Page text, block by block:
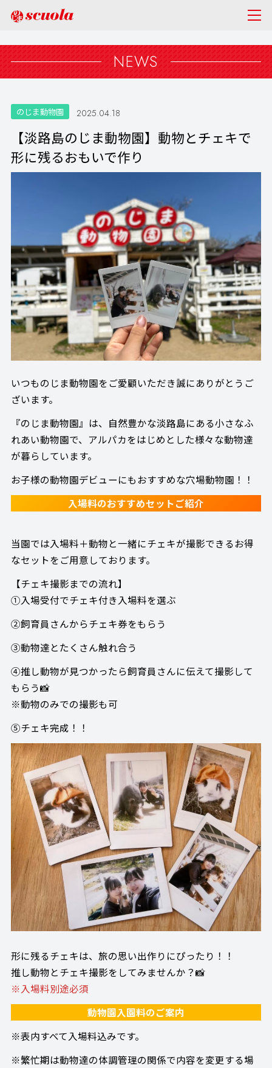
NEWS
のじま動物園 2025.04.18
【淡路島のじま動物園】動物とチェキで
形に残るおもいで作り
いつものじま動物園をご愛顧いただき誠にありがとうご
ざいます。
『のじま動物園』は、自然豊かな淡路島にある小さなふ
れあい動物園で、アルパカをはじめとした様々な動物達
が暮らしています。
お子様の動物園デビューにもおすすめな穴場動物園！！
入場料のおすすめセットご紹介
当園では入場料＋動物と一緒にチェキが撮影できるお得
なセットをご用意しております。
【チェキ撮影までの流れ】
①入場受付でチェキ付き入場料を選ぶ
②飼育員さんからチェキ券をもらう
③動物達とたくさん触れ合う
④推し動物が見つかったら飼育員さんに伝えて撮影して
もらう📸
※動物のみでの撮影も可
⑤チェキ完成！！
形に残るチェキは、旅の思い出作りにぴったり！！
推し動物とチェキ撮影をしてみませんか？📸
※入場料別途必須
動物園入園料のご案内
※表内すべて入場料込みです。
※繁忙期は動物達の体調管理の関係で内容を変更する場